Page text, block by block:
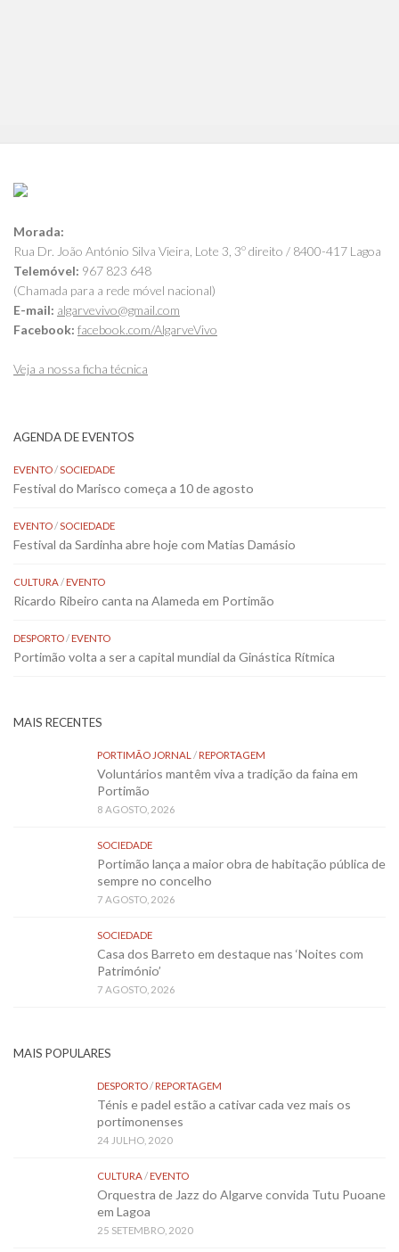
Morada:
Rua Dr. João António Silva Vieira, Lote 3, 3º direito / 8400-417 Lagoa
Telemóvel: 967 823 648
(Chamada para a rede móvel nacional)
E-mail: algarvevivo@gmail.com
Facebook: facebook.com/AlgarveVivo
Veja a nossa ficha técnica
AGENDA DE EVENTOS
EVENTO/SOCIEDADE
Festival do Marisco começa a 10 de agosto
EVENTO/SOCIEDADE
Festival da Sardinha abre hoje com Matias Damásio
CULTURA/EVENTO
Ricardo Ribeiro canta na Alameda em Portimão
DESPORTO/EVENTO
Portimão volta a ser a capital mundial da Ginástica Rítmica
MAIS RECENTES
PORTIMÃO JORNAL /REPORTAGEM
Voluntários mantêm viva a tradição da faina em
Portimão
8 AGOSTO, 2026
SOCIEDADE
Portimão lança a maior obra de habitação pública de
sempre no concelho
7 AGOSTO, 2026
SOCIEDADE
Casa dos Barreto em destaque nas ‘Noites com
Património’
7 AGOSTO, 2026
MAIS POPULARES
DESPORTO/REPORTAGEM
Ténis e padel estão a cativar cada vez mais os
portimonenses
24 JULHO, 2020
CULTURA/EVENTO
Orquestra de Jazz do Algarve convida Tutu Puoane
em Lagoa
25 SETEMBRO, 2020